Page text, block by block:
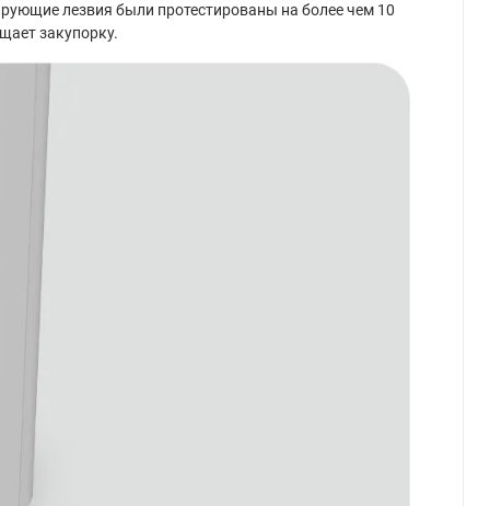
лезвия были протестированы на более чем 10
закупорку.